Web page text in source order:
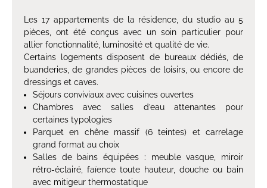
Les 17 appartements de la résidence, du studio au 5
pièces, ont été conçus avec un soin particulier pour
allier fonctionnalité, luminosité et qualité de vie.
Certains logements disposent de bureaux dédiés, de
buanderies, de grandes pièces de loisirs, ou encore de
dressings et caves.
Séjours conviviaux avec cuisines ouvertes
Chambres avec salles d’eau attenantes pour
certaines typologies
Parquet en chêne massif (6 teintes) et carrelage
grand format au choix
Salles de bains équipées : meuble vasque, miroir
rétro-éclairé, faïence toute hauteur, douche ou bain
avec mitigeur thermostatique